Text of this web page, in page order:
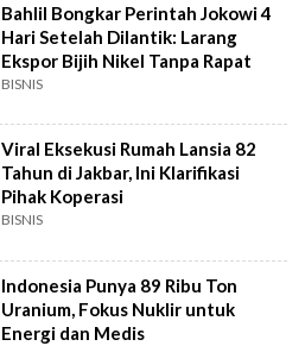
Bahlil Bongkar Perintah Jokowi 4
Hari Setelah Dilantik: Larang
Ekspor Bijih Nikel Tanpa Rapat
BISNIS
Viral Eksekusi Rumah Lansia 82
Tahun di Jakbar, Ini Klarifikasi
Pihak Koperasi
BISNIS
Indonesia Punya 89 Ribu Ton
Uranium, Fokus Nuklir untuk
Energi dan Medis